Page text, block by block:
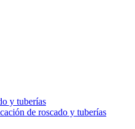
y tuberías
de roscado y tuberías